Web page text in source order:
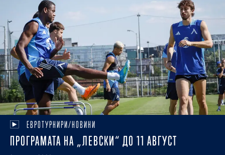
ЕВРОТУРНИРИ/НОВИНИ
ПРОГРАМАТА НА „ЛЕВСКИ“ ДО 11 АВГУСТ